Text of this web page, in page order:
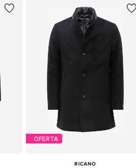
OFERTA
RICANO